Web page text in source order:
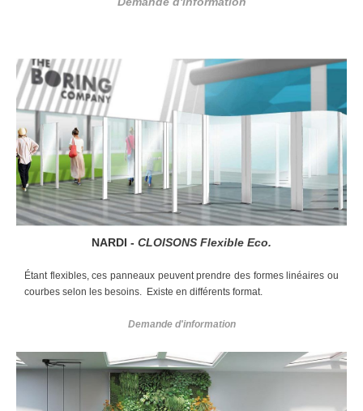
NARDI - CLOISONS Flexible Eco.
Étant flexibles, ces panneaux peuvent prendre des formes linéaires ou
courbes selon les besoins. Existe en différents format.
Demande d'information